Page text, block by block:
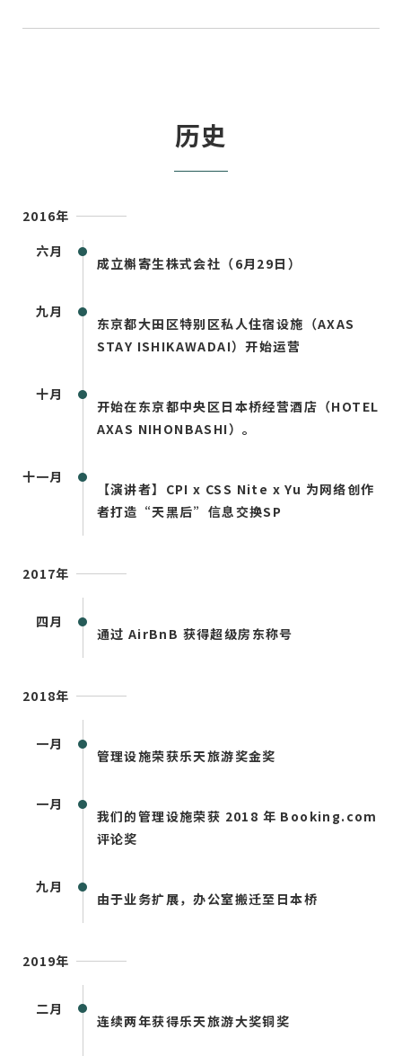
历史
2016年
六月
成立槲寄生株式会社（6月29日）
九月
东京都大田区特别区私人住宿设施（AXAS
STAY ISHIKAWADAI）开始运营
十月
开始在东京都中央区日本桥经营酒店（HOTEL
AXAS NIHONBASHI）。
十一月
【演讲者】CPI x CSS Nite x Yu 为网络创作
者打造“天黑后”信息交换SP
2017年
四月
通过 AirBnB 获得超级房东称号
2018年
一月
管理设施荣获乐天旅游奖金奖
一月
我们的管理设施荣获 2018 年 Booking.com
评论奖
九月
由于业务扩展，办公室搬迁至日本桥
2019年
二月
连续两年获得乐天旅游大奖铜奖